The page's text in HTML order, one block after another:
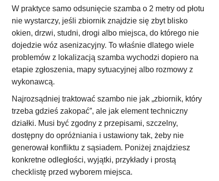
W praktyce samo odsunięcie szamba o 2 metry od płotu
nie wystarczy, jeśli zbiornik znajdzie się zbyt blisko
okien, drzwi, studni, drogi albo miejsca, do którego nie
dojedzie wóz asenizacyjny. To właśnie dlatego wiele
problemów z lokalizacją szamba wychodzi dopiero na
etapie zgłoszenia, mapy sytuacyjnej albo rozmowy z
wykonawcą.
Najrozsądniej traktować szambo nie jak „zbiornik, który
trzeba gdzieś zakopać”, ale jak element techniczny
działki. Musi być zgodny z przepisami, szczelny,
dostępny do opróżniania i ustawiony tak, żeby nie
generował konfliktu z sąsiadem. Poniżej znajdziesz
konkretne odległości, wyjątki, przykłady i prostą
checklistę przed wyborem miejsca.